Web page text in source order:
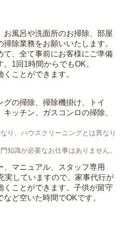
お風呂や洗面所のお掃除、部屋
除業務をお願いいたします。
て、全て事前にお客様にご準備
1回1時間からでもOK。
ことができます。
グの掃除、掃除機掛け、トイ
ッチン、ガスコンロの掃除、
り、ハウスクリーニングとは異なり
知識が必要なお仕事はありません。
マニュアル、スタッフ専用
実していますので、家事代行が
くことができます。子供が留守
ど空いた時間でOKです。